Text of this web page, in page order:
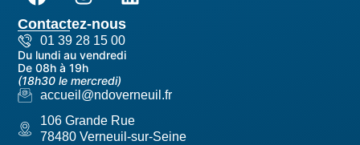
Contactez-nous
01 39 28 15 00
Du lundi au vendredi
De 08h à 19h
(18h30 le mercredi)
accueil@ndoverneuil.fr
106 Grande Rue
78480 Verneuil-sur-Seine